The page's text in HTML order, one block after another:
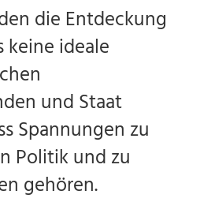
die Entdeckung
keine ideale
und Staat
Spannungen zu
Politik und zu
gehören.